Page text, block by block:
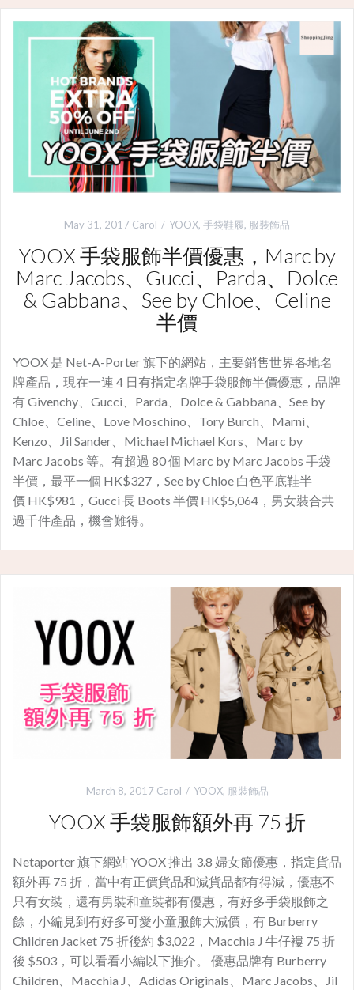
May 31, 2017 Carol YOOX, 手袋鞋履, 服裝飾品
YOOX 手袋服飾半價優惠，Marc by
Marc Jacobs、Gucci、Parda、Dolce
& Gabbana、See by Chloe、​Celine
半價
YOOX 是 Net-A-Porter 旗下的網站，主要銷售世界各地名
牌產品，現在一連 4 日有指定名牌手袋服飾半價優惠，品牌
有 Givenchy、Gucci、Parda、Dolce & Gabbana、See by
Chloe、Celine、Love Moschino、Tory Burch、Marni、
Kenzo、Jil Sander、Michael Michael Kors、Marc by
Marc Jacobs 等。有超過 80 個 Marc by Marc Jacobs 手袋
半價，最平一個 HK$327，See by Chloe 白色平底鞋半
價 HK$981，Gucci 長 Boots 半價 HK$5,064，男女裝合共
過千件產品，機會難得。
March 8, 2017 Carol YOOX, 服裝飾品
YOOX 手袋服飾額外再 75 折
Netaporter 旗下網站 YOOX 推出 3.8 婦女節優惠，指定貨品
額外再 75 折，當中有正價貨品和減貨品都有得減，優惠不
只有女裝，還有男裝和童裝都有優惠，有好多手袋服飾之
餘，小編見到有好多可愛小童服飾大減價，有 Burberry
Children Jacket 75 折後約 $3,022，Macchia J 牛仔褸 75 折
後 $503，可以看看小編以下推介。 優惠品牌有 Burberry
Children、Macchia J、Adidas Originals、Marc Jacobs、Jil